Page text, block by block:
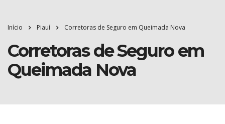
Início Piauí Corretoras de Seguro em Queimada Nova
Corretoras de Seguro em
Queimada Nova